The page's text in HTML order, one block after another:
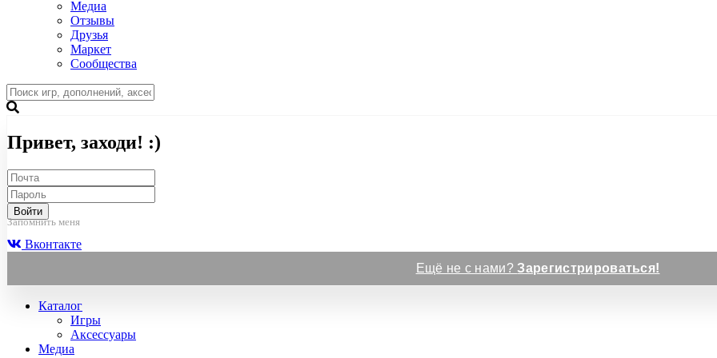
Медиа
Отзывы
Друзья
Маркет
Сообщества
Привет, заходи! :)
Войти
Запомнить меня
Вконтакте
Ещё не с нами?Зарегистрироваться!
Каталог
Игры
Аксессуары
Медиа